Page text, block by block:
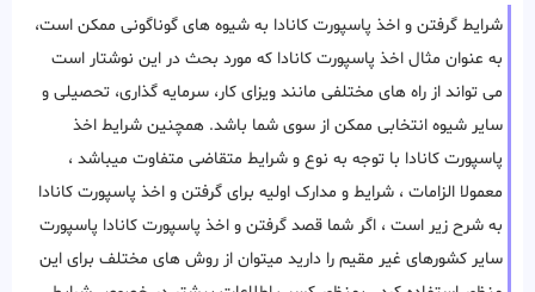
شرایط گرفتن و اخذ پاسپورت کانادا به شیوه های گوناگونی ممکن است،
به عنوان مثال اخذ پاسپورت کانادا که مورد بحث در این نوشتار است
می تواند از راه های مختلفی مانند ویزای کار، سرمایه گذاری، تحصیلی و
سایر شیوه انتخابی ممکن از سوی شما باشد. همچنین شرایط اخذ
پاسپورت کانادا با توجه به نوع و شرایط متقاضی متفاوت میباشد ،
معمولا الزامات ، شرایط و مدارک اولیه برای گرفتن و اخذ پاسپورت کانادا
به شرح زیر است ، اگر شما قصد گرفتن و اخذ پاسپورت کانادا پاسپورت
سایر کشورهای غیر مقیم را دارید میتوان از روش های مختلف برای این